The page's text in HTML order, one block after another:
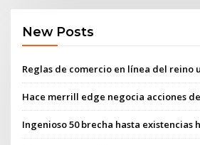
New Posts
Reglas de comercio en línea del reino
Hace merrill edge negocia acciones
Ingenioso 50 brecha hasta existencias